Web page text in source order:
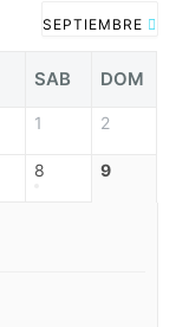
SEPTIEMBRE
SAB DOM
1 2
8 9